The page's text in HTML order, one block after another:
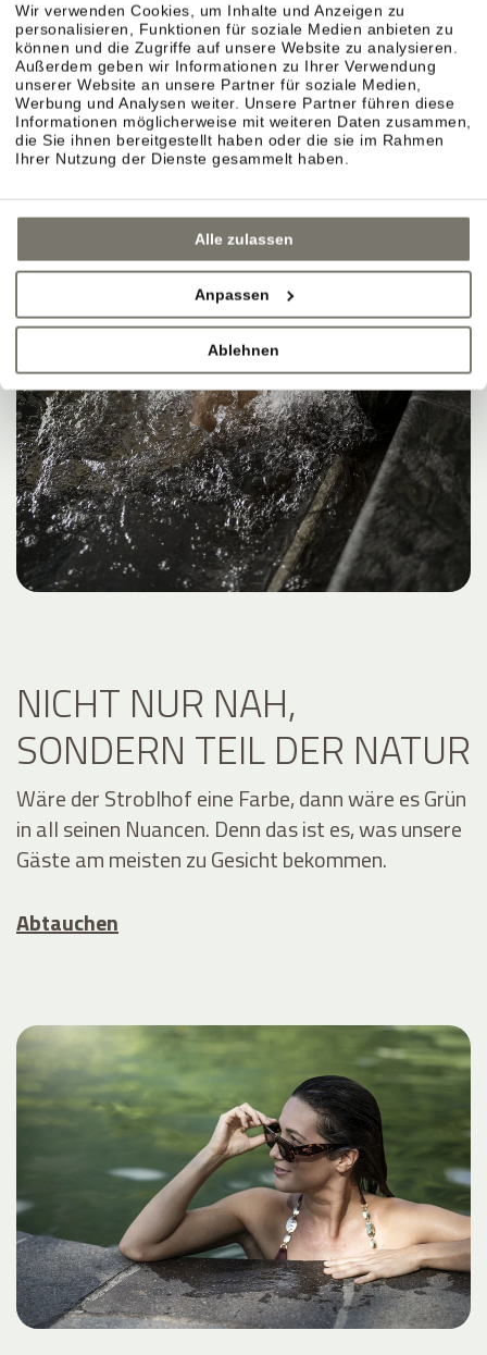
Wir verwenden Cookies, um Inhalte und Anzeigen zu
personalisieren, Funktionen für soziale Medien anbieten zu
können und die Zugriffe auf unsere Website zu analysieren.
Außerdem geben wir Informationen zu Ihrer Verwendung
unserer Website an unsere Partner für soziale Medien,
Werbung und Analysen weiter. Unsere Partner führen diese
Informationen möglicherweise mit weiteren Daten zusammen,
die Sie ihnen bereitgestellt haben oder die sie im Rahmen
Ihrer Nutzung der Dienste gesammelt haben.
Alle zulassen
Anpassen
Ablehnen
NICHT NUR NAH,
SONDERN TEIL DER NATUR
Wäre der Stroblhof eine Farbe, dann wäre es Grün
in all seinen Nuancen. Denn das ist es, was unsere
Gäste am meisten zu Gesicht bekommen.
Abtauchen